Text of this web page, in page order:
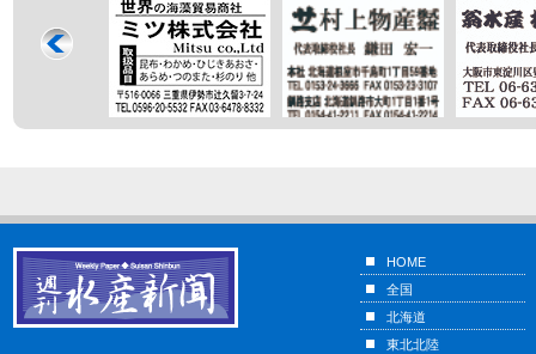
HOME
全国
北海道
東北北陸